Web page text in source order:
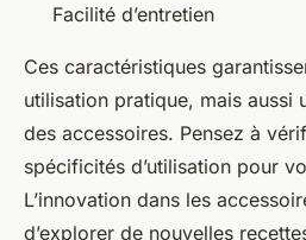
Facilité d’entretien
Ces caractéristiques
utilisation pratique, mais aussi
des accessoires. Pensez à
spécificités d’utilisation pour
L’innovation dans les
d’explorer de nouvelles